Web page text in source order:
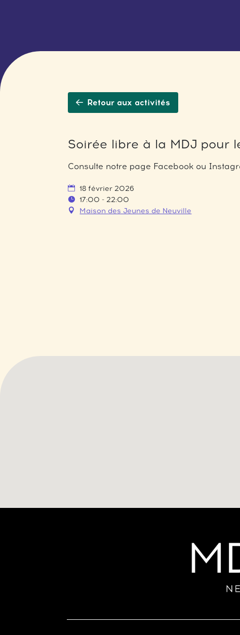
Retour aux activités
Soirée libre à la MDJ pour
Consulte notre page Facebook ou
18 février 2026
17:00 - 22:00
Maison des Jeunes de Neuville